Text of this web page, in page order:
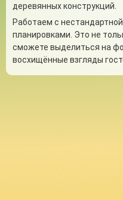
деревянных конструкций.
Работаем с
планировками. Это не
сможете выделиться на
восхищённые взгляды